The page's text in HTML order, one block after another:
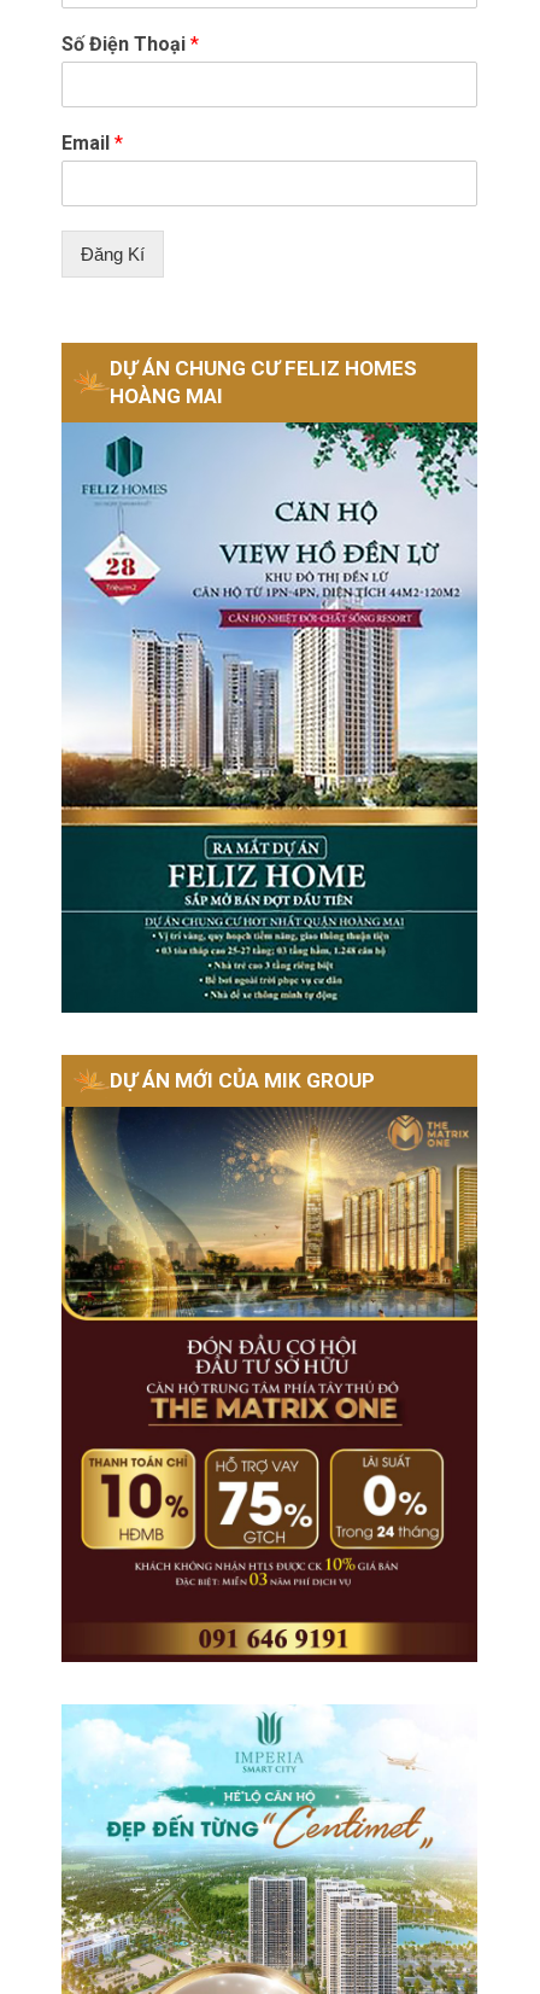
Số Điện Thoại*
Email*
Đăng Kí
DỰ ÁN CHUNG CƯ FELIZ HOMES
HOÀNG MAI
DỰ ÁN MỚI CỦA MIK GROUP